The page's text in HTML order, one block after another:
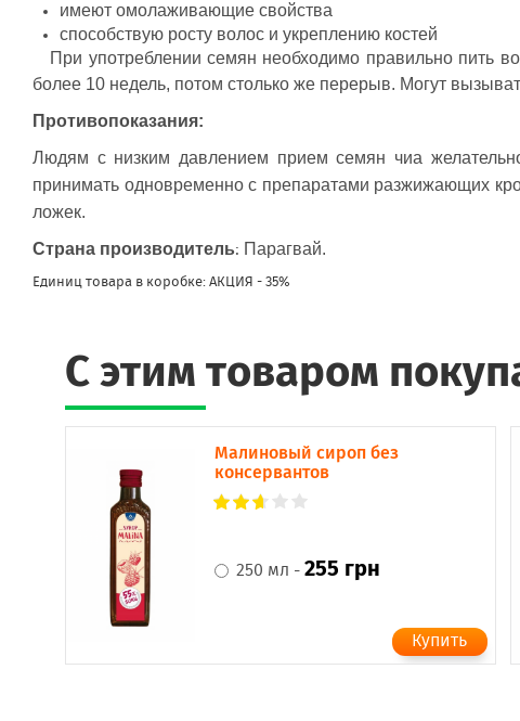
имеют омолаживающие свойства
способствую росту волос и укреплению костей
более 10 недель, потом столько же перерыв. Могут
Противопоказания:
Людям с низким давлением прием семян чиа
принимать одновременно с препаратами разжижающих
ложек.
Страна производитель: Парагвай.
Единиц товара в коробке: АКЦИЯ - 35%
C этим товаром
Малиновый сироп без
консервантов
250 мл -255 грн